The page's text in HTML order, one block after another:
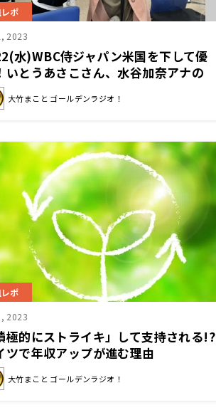
ポ
2023
水)WBC侍ジャパン米国を下して優
いとうあさこさん、水谷加奈アナの
！？
大竹まこと ゴールデンラジオ！
ポ
2023
極的にストライキ」して支持される!?
ツで年収アップが進む理由
大竹まこと ゴールデンラジオ！